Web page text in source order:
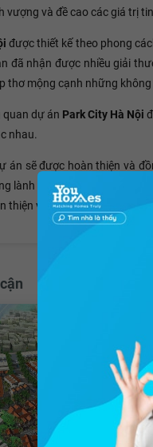
vượng và đề cao các giá trị
được thiết kế theo phong
đã nhận được nhiều giải
thơ mộng cạnh những
quan dự án Park City Hà Nội
nhau.
án sẽ được hoàn thiện và
lành cho các cư dân thành
thiện và các tiện ích đa dạng.